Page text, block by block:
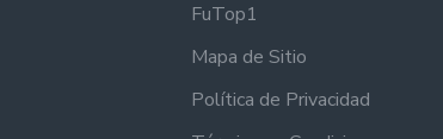
FuTop1
Mapa de Sitio
Política de Privacidad